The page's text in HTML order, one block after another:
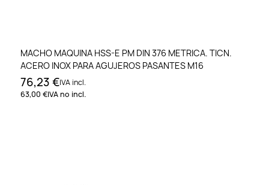
MACHO MAQUINA HSS-E PM DIN 376 METRICA. TICN.
ACERO INOX PARA AGUJEROS PASANTES M16
76,23 €IVA incl.
63,00 €IVA no incl.